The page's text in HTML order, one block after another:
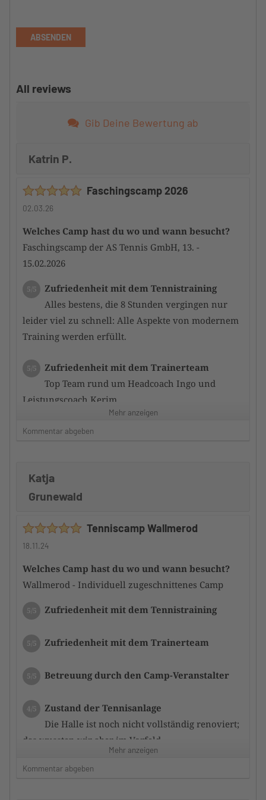
ABSENDEN
All reviews
Gib Deine Bewertung ab
Katrin P.
Faschingscamp 2026
02.03.26
Welches Camp hast du wo und wann besucht?
Faschingscamp der AS Tennis GmbH, 13. -
15.02.2026
5/5
Zufriedenheit mit dem Tennistraining
Alles bestens, die 8 Stunden vergingen nur
leider viel zu schnell: Alle Aspekte von modernem
Training werden erfüllt.
5/5
Zufriedenheit mit dem Trainerteam
Top Team rund um Headcoach Ingo und
Leistungscoach Kerim.
Auch die anderen Camptrain er waren sehr
kompetent und motiviert uns zu verbessern.
Top.
Gute Informationen, sowohl vor als auch nach dem
Zeitplan und Train ingsinhalte waren vorher
bekannt, vorbildlich.
Wir kommen gerne wieder.
Zustand der Tennisanlage
Rebound-Ace Belag. Macht richtig Bock:)
Sanitäre Anlagen, Lobby und Tennisshop in einem
super Zustand.
5/5
Hatten das AS Partnerhotel Nassau-Oranien in
Alles bestens, gute Verpflegung innerhalb der
Halbpension und schöner Spa-Bereich.
Mehr anzeigen
Kommentar abgeben
Katja
Grunewald
Tenniscamp Wallmerod
18.11.24
Welches Camp hast du wo und wann besucht?
Wallmerod - Individuell zugeschnittenes Camp
5/5 Zufriedenheit mit dem Tennistraining
5/5 Zufriedenheit mit dem Trainerteam
5/5 Betreuung durch den Camp-Veranstalter
4/5
Zustand der Tennisanlage
Die Halle ist noch nicht vollständig renoviert;
das wussten wir aber im Vorfeld
3/5
Zufriedenheit mit dem Hotel
Mehr anzeigen
Kommentar abgeben